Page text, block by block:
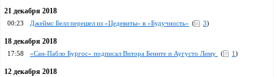
21 декабря 2018
00:23 Джеймс Белл перешел из «Цедевиты» в «Будучность» ( 3)
18 декабря 2018
17:58 «Сан-Пабло Бургос» подписал Витора Бените и Аугусто Лиму ( 1)
12 декабря 2018